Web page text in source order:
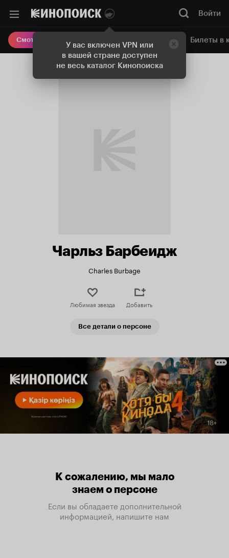
У вас включен VPN или
в вашей стране доступен
не весь каталог Кинопоиска
Войти
Смотреть кино Онлайн-кинотеатр Билеты в
Чарльз Барбеидж
Charles Burbage
Любимая звезда Добавить
Все детали о персоне
К сожалению, мы мало
знаем о персоне
Если вы обладаете дополнительной
информацией, напишите нам